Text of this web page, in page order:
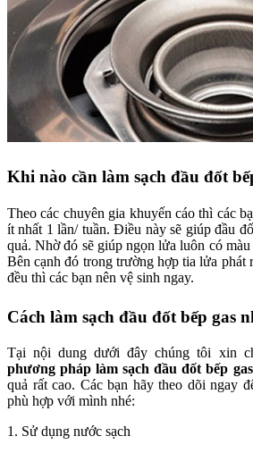
Khi nào cần làm sạch đầu đốt
Theo các chuyên gia khuyến cáo thì các
ít nhất 1 lần/ tuần. Điều này sẽ giúp đầu
quả. Nhờ đó sẽ giúp ngọn lửa luôn có
Bên cạnh đó trong trường hợp tia lửa phát
đều thì các bạn nên vệ sinh ngay.
Cách làm sạch đầu đốt bếp gas
Tại nội dung dưới đây chúng tôi xin
phương pháp làm sạch đầu đốt bếp gas
quả rất cao. Các bạn hãy theo dõi ngay
phù hợp với mình nhé:
1. Sử dụng nước sạch